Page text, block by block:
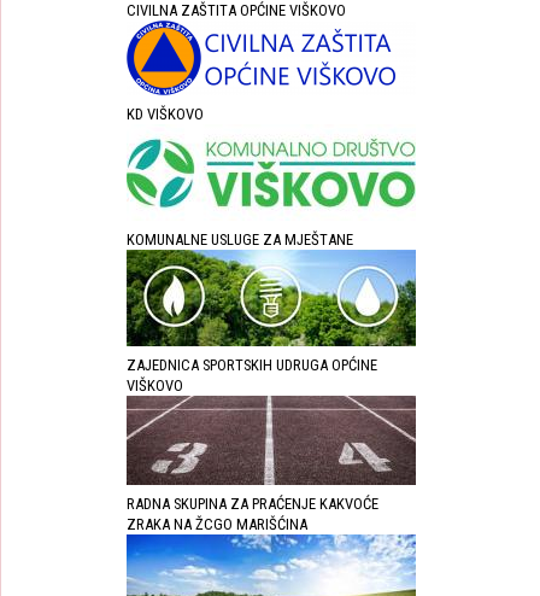
CIVILNA ZAŠTITA OPĆINE VIŠKOVO
KD VIŠKOVO
KOMUNALNE USLUGE ZA MJEŠTANE
ZAJEDNICA SPORTSKIH UDRUGA OPĆINE
VIŠKOVO
RADNA SKUPINA ZA PRAĆENJE KAKVOĆE
ZRAKA NA ŽCGO MARIŠĆINA